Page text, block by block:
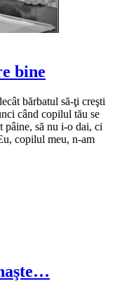
bine
bărbatul să-ţi creşti
când copilul tău se
pâine, să nu i-o dai, ci
copilul meu, n-am